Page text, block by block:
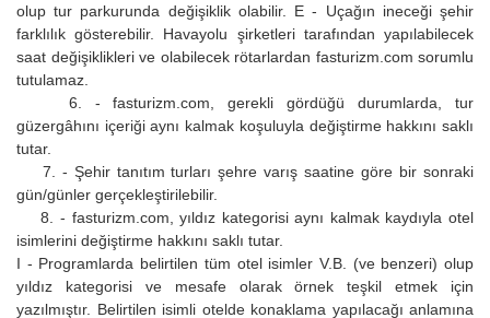
olup tur parkurunda değişiklik olabilir. E - Uçağın ineceği şehir
farklılık gösterebilir. Havayolu şirketleri tarafından yapılabilecek
saat değişiklikleri ve olabilecek rötarlardan fasturizm.com sorumlu
tutulamaz.
6. - fasturizm.com, gerekli gördüğü durumlarda, tur
güzergâhını içeriği aynı kalmak koşuluyla değiştirme hakkını saklı
tutar.
7. - Şehir tanıtım turları şehre varış saatine göre bir sonraki
gün/günler gerçekleştirilebilir.
8. - fasturizm.com, yıldız kategorisi aynı kalmak kaydıyla otel
isimlerini değiştirme hakkını saklı tutar.
I - Programlarda belirtilen tüm otel isimler V.B. (ve benzeri) olup
yıldız kategorisi ve mesafe olarak örnek teşkil etmek için
yazılmıştır. Belirtilen isimli otelde konaklama yapılacağı anlamına